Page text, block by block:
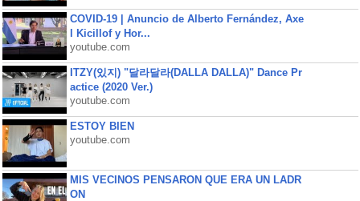
COVID-19 | Anuncio de Alberto Fernández, Axe
l Kicillof y Hor...
youtube.com
ITZY(있지) "달라달라(DALLA DALLA)" Dance Pr
actice (2020 Ver.)
youtube.com
ESTOY BIEN
youtube.com
MIS VECINOS PENSARON QUE ERA UN LADR
ON